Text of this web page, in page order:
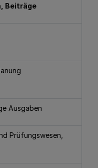
Beiträge
Ausgaben
Prüfungswesen,